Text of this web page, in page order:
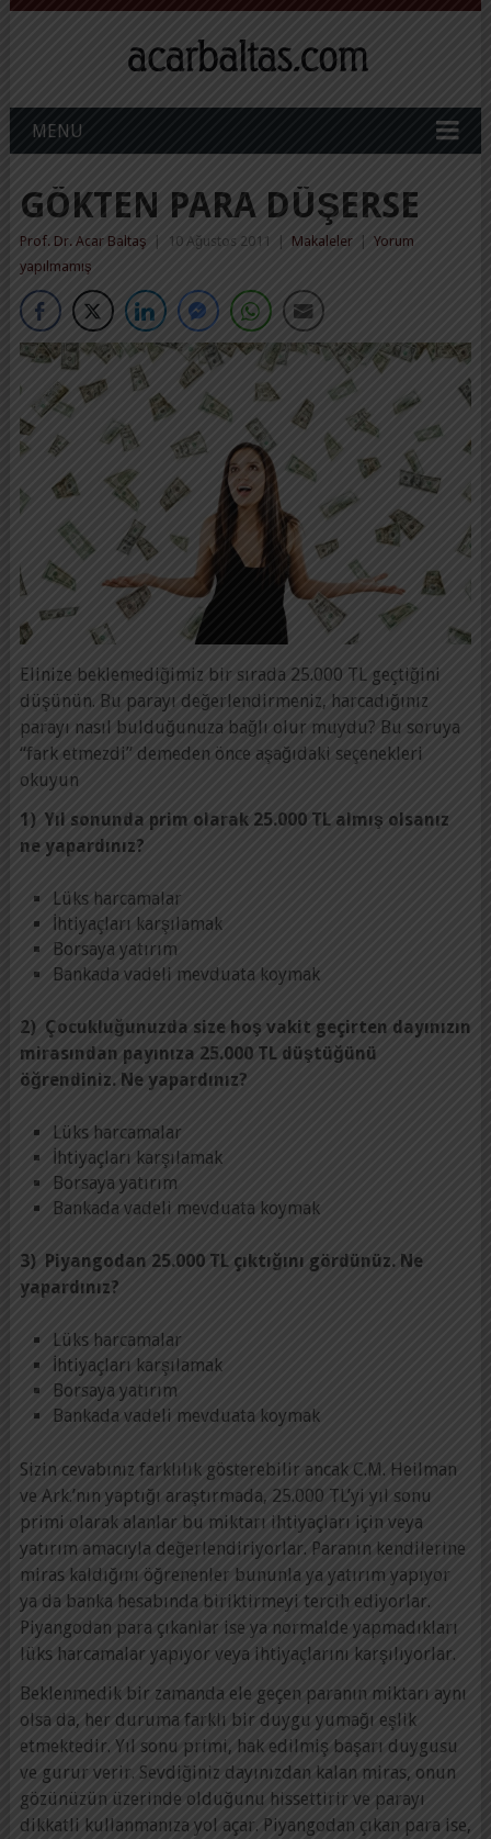
MENU
GÖKTEN PARA DÜŞERSE
Prof. Dr. Acar Baltaş 10 Ağustos 2011 Makaleler
Yorum
yapılmamış
Elinize beklemediğimiz bir sırada 25.000 TL geçtiğini
düşünün. Bu parayı değerlendirmeniz, harcadığınız
parayı nasıl bulduğunuza bağlı olur muydu? Bu soruya
“fark etmezdi” demeden önce aşağıdaki seçenekleri
okuyun
1) Yıl sonunda prim olarak 25.000 TL almış olsanız
ne yapardınız?
Lüks harcamalar
İhtiyaçları karşılamak
Borsaya yatırım
Bankada vadeli mevduata koymak
2) Çocukluğunuzda size hoş vakit geçirten dayınızın
mirasından payınıza 25.000 TL düştüğünü
öğrendiniz. Ne yapardınız?
Lüks harcamalar
İhtiyaçları karşılamak
Borsaya yatırım
Bankada vadeli mevduata koymak
3) Piyangodan 25.000 TL çıktığını gördünüz. Ne
yapardınız?
Lüks harcamalar
İhtiyaçları karşılamak
Borsaya yatırım
Bankada vadeli mevduata koymak
Sizin cevabınız farklılık gösterebilir ancak C.M. Heilman
ve Ark.’nın yaptığı araştırmada, 25.000 TL’yi yıl sonu
primi olarak alanlar bu miktarı ihtiyaçları için veya
yatırım amacıyla değerlendiriyorlar. Paranın kendilerine
miras kaldığını öğrenenler bununla ya yatırım yapıyor
ya da banka hesabında biriktirmeyi tercih ediyorlar.
Piyangodan para çıkanlar ise ya normalde yapmadıkları
lüks harcamalar yapıyor veya ihtiyaçlarını karşılıyorlar.
Beklenmedik bir zamanda ele geçen paranın miktarı aynı
olsa da, her duruma farklı bir duygu yumağı eşlik
etmektedir. Yıl sonu primi, hak edilmiş başarı duygusu
ve gurur verir. Sevdiğiniz dayınızdan kalan miras, onun
gözünüzün üzerinde olduğunu hissettirir ve parayı
dikkatli kullanmanıza yol açar. Piyangodan çıkan para ise,